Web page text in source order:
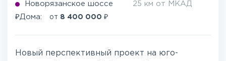
Новорязанское шоссе 25 км от МКАД
₽Дома: от 8 400 000 ₽
Новый перспективный проект на юго-